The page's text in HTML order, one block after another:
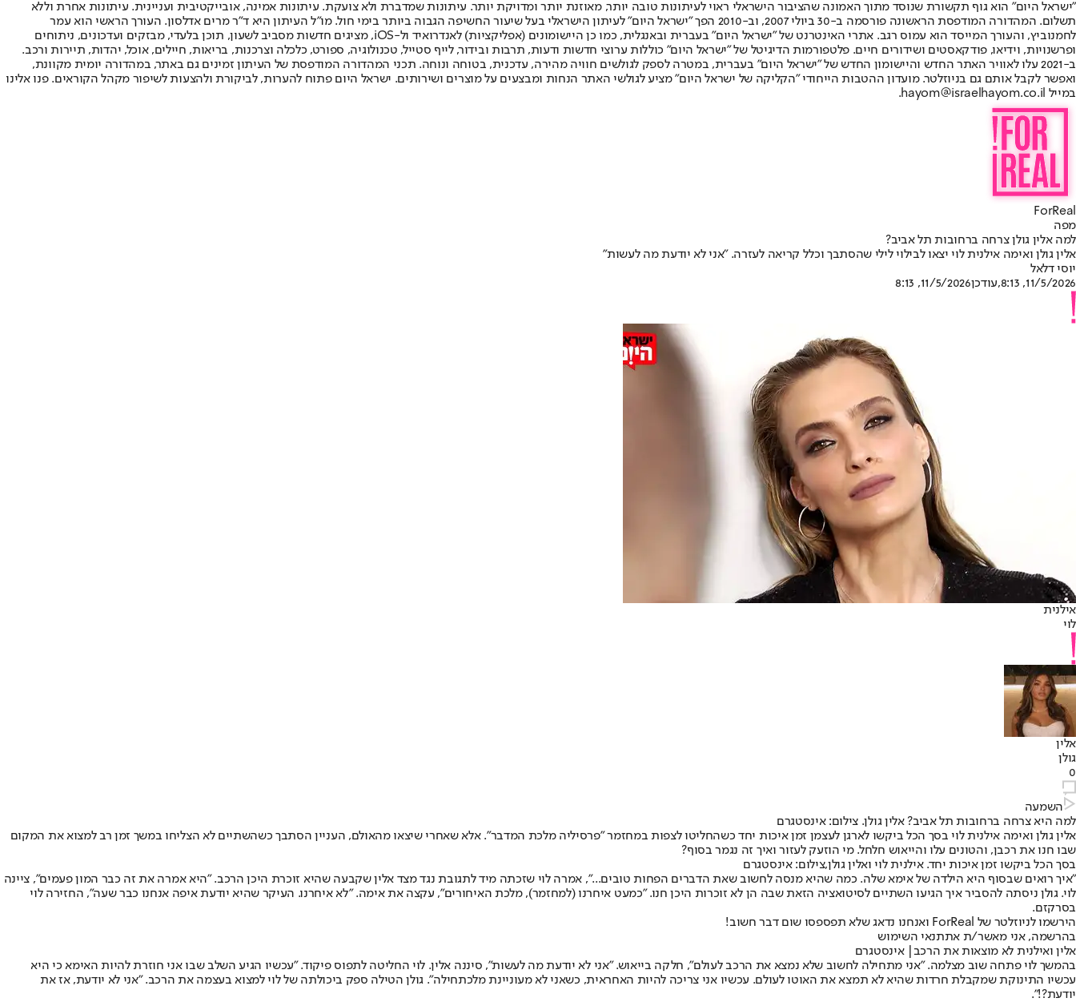
"ישראל היום" הוא גוף תקשורת שנוסד מתוך האמונה שהציבור הישראלי ראוי לעיתונות טובה יותר, מאוזנת יותר ומדויקת יותר. עיתונות שמדברת ולא צועקת. עיתונות אמינה, אובייקטיבית ועניינית. עיתונות אחרת וללא
תשלום. המהדורה המודפסת הראשונה פורסמה ב-30 ביולי 2007, וב-2010 הפך "ישראל היום" לעיתון הישראלי בעל שיעור החשיפה הגבוה ביותר בימי חול. מו"ל העיתון היא ד"ר מרים אדלסון. העורך הראשי הוא עמר
לחמנוביץ, והעורך המייסד הוא עמוס רגב. אתרי האינטרנט של "ישראל היום" בעברית ובאנגלית, כמו כן היישומונים (אפליקציות) לאנדרואיד ול-iOS, מציגים חדשות מסביב לשעון, תוכן בלעדי, מבזקים ועדכונים, ניתוחים
ופרשנויות, וידיאו, פודקאסטים ושידורים חיים. פלטפורמות הדיגיטל של "ישראל היום" כוללות ערוצי חדשות ודעות, תרבות ובידור, לייף סטייל, טכנולוגיה, ספורט, כלכלה וצרכנות, בריאות, חיילים, אוכל, יהדות, תיירות ורכב.
ב-2021 עלו לאוויר האתר החדש והיישומון החדש של "ישראל היום" בעברית, במטרה לספק לגולשים חוויה מהירה, עדכנית, בטוחה ונוחה. תכני המהדורה המודפסת של העיתון זמינים גם באתר, במהדורה יומית מקוונת,
ואפשר לקבל אותם גם בניוזלטר. מועדון ההטבות הייחודי "הקליקה של ישראל היום" מציע לגולשי האתר הנחות ומבצעים על מוצרים ושירותים. ישראל היום פתוח להערות, לביקורת ולהצעות לשיפור מקהל הקוראים. פנו אלינו
במייל hayom@israelhayom.co.il.
ForReal
מפה
למה אלין גולן צרחה ברחובות תל אביב?
אלין גולן ואימה אילנית לוי יצאו לבילוי לילי שהסתבך וכלל קריאה לעזרה. "אני לא יודעת מה לעשות"
יוסי דלאל
11/5/2026, 8:13
,עודכן11/5/2026, 8:13
אילנית
לוי
אלין
גולן
0
השמעה
למה היא צרחה ברחובות תל אביב? אלין גולן. צילום: אינסטגרם
אלין גולן ואימה אילנית לוי בסך הכל ביקשו לארגן לעצמן זמן איכות יחד כשהחליטו לצפות במחזמר "פרסיליה מלכת המדבר". אלא שאחרי שיצאו מהאולם, העניין הסתבך כשהשתיים לא הצליחו במשך זמן רב למצוא את המקום
שבו חנו את רכבן, והטונים עלו והייאוש חלחל. מי הוזעק לעזור ואיך זה נגמר בסוף?
בסך הכל ביקשו זמן איכות יחד. אילנית לוי ואלין גולן,צילום: אינסטגרם
"איך רואים שבסוף היא הילדה של אימא שלה. כמה שהיא מנסה לחשוב שאת הדברים הפחות טובים...", אמרה לוי שזכתה מיד לתגובת נגד מצד אלין שקבעה שהיא זוכרת היכן הרכב. "היא אמרה את זה כבר המון פעמים", ציינה
לוי. גולן ניסתה להסביר איך הגיעו השתיים לסיטואציה הזאת שבה הן לא זוכרות היכן חנו. "כמעט איחרנו (למחזמר), מלכת האיחורים", עקצה את אימה. "לא איחרנו. העיקר שהיא יודעת איפה אנחנו כבר שעה", החזירה לוי
בסרקזם.
הירשמו לניוזלטר של ForReal ואנחנו נדאג שלא תפספסו שום דבר חשוב!
בהרשמה, אני מאשר/ת אתתנאי השימוש
אלין ואילנית לא מוצאות את הרכב| אינסטגרם
בהמשך לוי פתחה שוב מצלמה. "אני מתחילה לחשוב שלא נמצא את הרכב לעולם", חלקה בייאוש. "אני לא יודעת מה לעשות", סיננה אלין. לוי החליטה לתפוס פיקוד. "עכשיו הגיע השלב שבו אני חוזרת להיות האימא כי היא
עכשיו התינוקת שמקבלת חרדות שהיא לא תמצא את האוטו לעולם. עכשיו אני צריכה להיות האחראית, כשאני לא מעוניינת מלכתחילה". גולן הטילה ספק ביכולתה של לוי למצוא בעצמה את הרכב. "אני לא יודעת, אז את
יודעת?!".